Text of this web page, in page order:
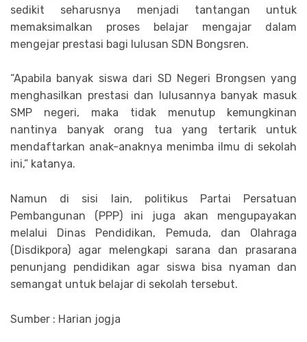
sedikit seharusnya menjadi tantangan untuk
memaksimalkan proses belajar mengajar dalam
mengejar prestasi bagi lulusan SDN Bongsren.
“Apabila banyak siswa dari SD Negeri Brongsen yang
menghasilkan prestasi dan lulusannya banyak masuk
SMP negeri, maka tidak menutup kemungkinan
nantinya banyak orang tua yang tertarik untuk
mendaftarkan anak-anaknya menimba ilmu di sekolah
ini,” katanya.
Namun di sisi lain, politikus Partai Persatuan
Pembangunan (PPP) ini juga akan mengupayakan
melalui Dinas Pendidikan, Pemuda, dan Olahraga
(Disdikpora) agar melengkapi sarana dan prasarana
penunjang pendidikan agar siswa bisa nyaman dan
semangat untuk belajar di sekolah tersebut.
Sumber : Harian jogja